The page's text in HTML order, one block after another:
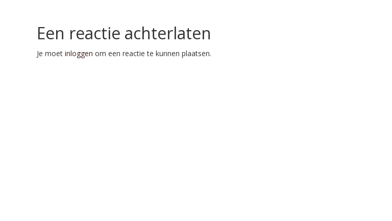
Een reactie achterlaten
Je moet inloggen om een reactie te kunnen plaatsen.